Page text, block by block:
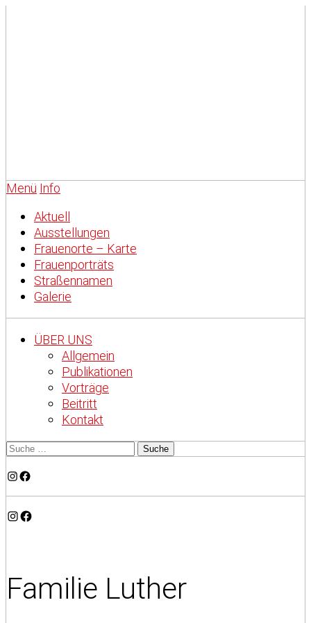
Menü Info
Aktuell
Ausstellungen
Frauenorte – Karte
Frauenporträts
Straßennamen
Galerie
ÜBER UNS
Allgemein
Publikationen
Vorträge
Beitritt
Kontakt
Instagram
Facebook
Instagram
Facebook
Familie Luther